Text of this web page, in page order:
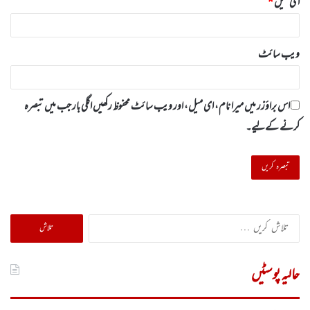
ویب‌ سائٹ
اس براؤزر میں میرا نام، ای میل، اور ویب سائٹ محفوظ رکھیں اگلی بار جب میں تبصرہ
کرنے کےلیے۔
تلاش
کریں
حالیہ پوسٹیں